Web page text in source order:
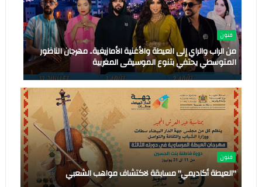
فنون
من الراب والراي إلى العيطة والأغنية الأمازيغية.. مهرجان الناظور
المتوسطي يحتفي بتنوع الموسيقى المغربية
فنون
"العيطة أكاديمي" مسابقة لاكتشاف مواهب الشعبي